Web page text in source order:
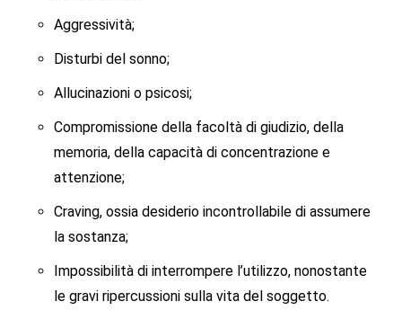
Aggressività;
Disturbi del sonno;
Allucinazioni o psicosi;
Compromissione della facoltà di giudizio, della
memoria, della capacità di concentrazione e
attenzione;
Craving, ossia desiderio incontrollabile di assumere
la sostanza;
Impossibilità di interrompere l’utilizzo, nonostante
le gravi ripercussioni sulla vita del soggetto.